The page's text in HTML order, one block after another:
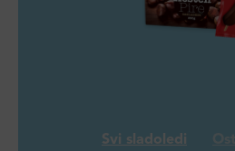
Svi sladoledi